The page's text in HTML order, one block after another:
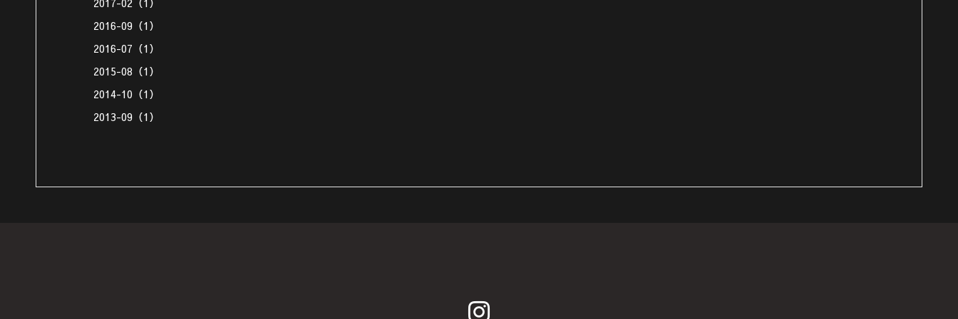
2016-09（1）
2016-07（1）
2015-08（1）
2014-10（1）
2013-09（1）